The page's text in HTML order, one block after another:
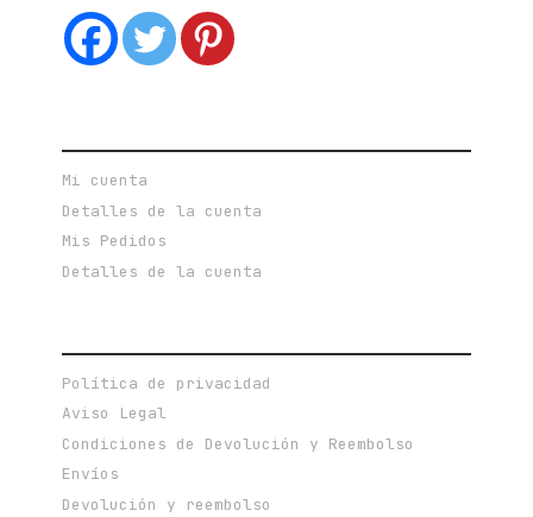
Mi cuenta
Detalles de la cuenta
Mis Pedidos
Detalles de la cuenta
Política de privacidad
Aviso Legal
Condiciones de Devolución y Reembolso
Envíos
Devolución y reembolso